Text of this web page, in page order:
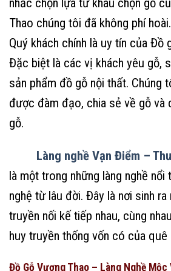
nhắc chọn lựa từ khâu chọn gỗ
Thao chúng tôi đã không phí
Quý khách chính là uy tín của Đồ
Đặc biệt là các vị khách yêu gỗ,
sản phẩm đồ gỗ nội thất. Chúng
được đàm đạo, chia sẻ về gỗ và
gỗ.
Làng nghề Vạn Điểm –
là một trong những làng nghề
nghệ từ lâu đời. Đây là nơi sinh ra
truyền nối kế tiếp nhau, cùng
huy truyền thống vốn có của quê
Đồ Gỗ Vương Thao – Làng Nghề